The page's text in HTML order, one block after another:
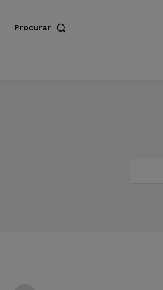
Procurar